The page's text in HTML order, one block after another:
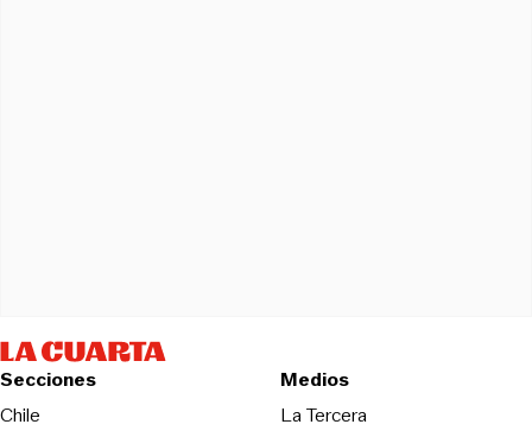
Secciones
Chile
Medios
La TerceraOpens in new